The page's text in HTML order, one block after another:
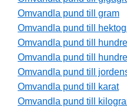
Omvandla pund till gram
Omvandla pund till
Omvandla pund till
Omvandla pund till
Omvandla pund till
Omvandla pund till karat
Omvandla pund till